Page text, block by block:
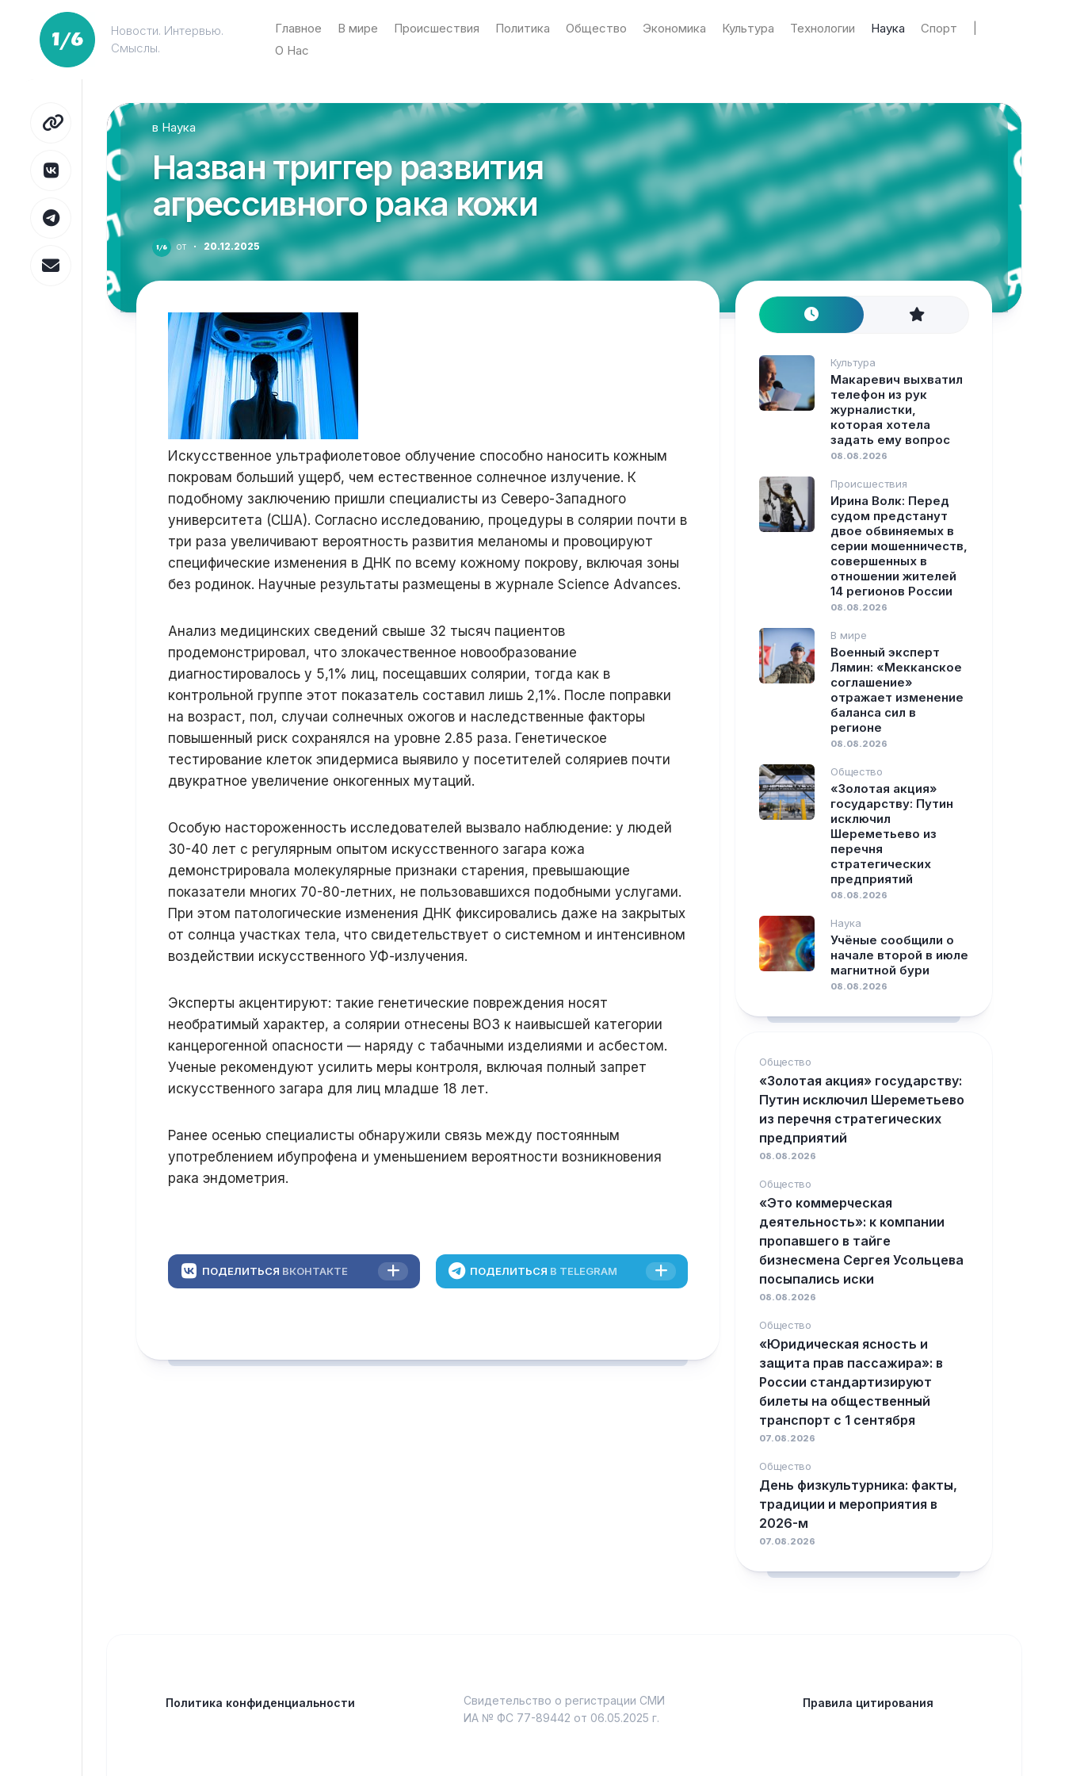
содержанию
Новости. Интервью.
Смыслы.
Главное В мире Происшествия Политика Общество Экономика Культура Технологии Наука Спорт
О Нас
в Наука
Назван триггер развития
агрессивного рака кожи
от · 20.12.2025
Искусственное ультрафиолетовое облучение способно наносить кожным
покровам больший ущерб, чем естественное солнечное излучение. К
подобному заключению пришли специалисты из Северо-Западного
университета (США). Согласно исследованию, процедуры в солярии почти в
три раза увеличивают вероятность развития меланомы и провоцируют
специфические изменения в ДНК по всему кожному покрову, включая зоны
без родинок. Научные результаты размещены в журнале Science Advances.
Анализ медицинских сведений свыше 32 тысяч пациентов
продемонстрировал, что злокачественное новообразование
диагностировалось у 5,1% лиц, посещавших солярии, тогда как в
контрольной группе этот показатель составил лишь 2,1%. После поправки
на возраст, пол, случаи солнечных ожогов и наследственные факторы
повышенный риск сохранялся на уровне 2.85 раза. Генетическое
тестирование клеток эпидермиса выявило у посетителей соляриев почти
двукратное увеличение онкогенных мутаций.
Особую настороженность исследователей вызвало наблюдение: у людей
30-40 лет с регулярным опытом искусственного загара кожа
демонстрировала молекулярные признаки старения, превышающие
показатели многих 70-80-летних, не пользовавшихся подобными услугами.
При этом патологические изменения ДНК фиксировались даже на закрытых
от солнца участках тела, что свидетельствует о системном и интенсивном
воздействии искусственного УФ-излучения.
Эксперты акцентируют: такие генетические повреждения носят
необратимый характер, а солярии отнесены ВОЗ к наивысшей категории
канцерогенной опасности — наряду с табачными изделиями и асбестом.
Ученые рекомендуют усилить меры контроля, включая полный запрет
искусственного загара для лиц младше 18 лет.
Ранее осенью специалисты обнаружили связь между постоянным
употреблением ибупрофена и уменьшением вероятности возникновения
рака эндометрия.
ПОДЕЛИТЬСЯ ВКОНТАКТЕ ПОДЕЛИТЬСЯ В TELEGRAM
Культура
Макаревич выхватил
телефон из рук
журналистки,
которая хотела
задать ему вопрос
08.08.2026
Происшествия
Ирина Волк: Перед
судом предстанут
двое обвиняемых в
серии мошенничеств,
совершенных в
отношении жителей
14 регионов России
08.08.2026
В мире
Военный эксперт
Лямин: «Мекканское
соглашение»
отражает изменение
баланса сил в
регионе
08.08.2026
Общество
«Золотая акция»
государству: Путин
исключил
Шереметьево из
перечня
стратегических
предприятий
08.08.2026
Наука
Учёные сообщили о
начале второй в июле
магнитной бури
08.08.2026
Общество
«Золотая акция» государству:
Путин исключил Шереметьево
из перечня стратегических
предприятий
08.08.2026
Общество
«Это коммерческая
деятельность»: к компании
пропавшего в тайге
бизнесмена Сергея Усольцева
посыпались иски
08.08.2026
Общество
«Юридическая ясность и
защита прав пассажира»: в
России стандартизируют
билеты на общественный
транспорт с 1 сентября
07.08.2026
Общество
День физкультурника: факты,
традиции и мероприятия в
2026-м
07.08.2026
Политика конфиденциальности
Свидетельство о регистрации СМИ
ИА № ФС 77-89442 от 06.05.2025 г.
Правила цитирования